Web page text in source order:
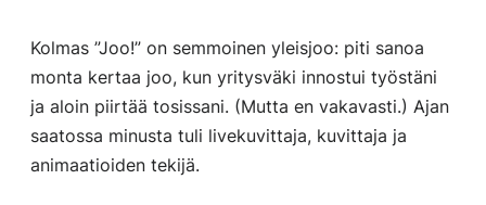
Kolmas ”Joo!” on semmoinen yleisjoo: piti sanoa
monta kertaa joo, kun yritysväki innostui työstäni
ja aloin piirtää tosissani. (Mutta en vakavasti.) Ajan
saatossa minusta tuli livekuvittaja, kuvittaja ja
animaatioiden tekijä.